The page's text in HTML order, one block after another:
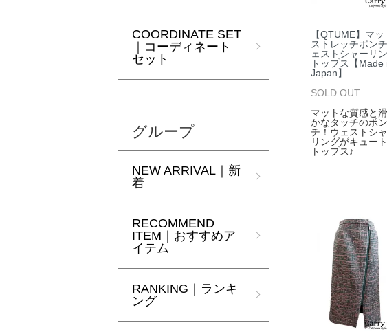
【QTUME】マッ
ストレッチポン
ェストシャーリ
トップス【Made
Japan】
SOLD OUT
マットな質感と
かなタッチのポン
チ！ウェストシ
リングがキュー
トップス♪
COORDINATE SET
｜コーディネート
セット
グループ
NEW ARRIVAL｜新
着
RECOMMEND
ITEM｜おすすめア
イテム
RANKING｜ランキ
ング